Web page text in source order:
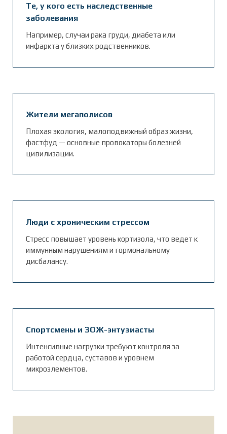
Те, у кого есть наследственные
заболевания
Например, случаи рака груди, диабета или
инфаркта у близких родственников.
Жители мегаполисов
Плохая экология, малоподвижный образ жизни,
фастфуд — основные провокаторы болезней
цивилизации.
Люди с хроническим стрессом
Стресс повышает уровень кортизола, что ведет к
иммунным нарушениям и гормональному
дисбалансу.
Спортсмены и ЗОЖ-энтузиасты
Интенсивные нагрузки требуют контроля за
работой сердца, суставов и уровнем
микроэлементов.